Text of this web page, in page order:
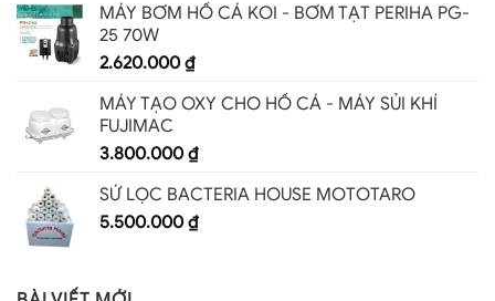
MÁY BƠM HỒ CÁ KOI - BƠM TẠT PERIHA PG-
25 70W
2.620.000₫
MÁY TẠO OXY CHO HỒ CÁ - MÁY SỦI KHÍ
FUJIMAC
3.800.000₫
SỨ LỌC BACTERIA HOUSE MOTOTARO
5.500.000₫